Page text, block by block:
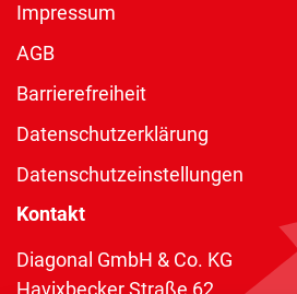
Impressum
AGB
Barrierefreiheit
Datenschutzerklärung
Datenschutzeinstellungen
Kontakt
Diagonal GmbH & Co. KG
Havixbecker Straße 62